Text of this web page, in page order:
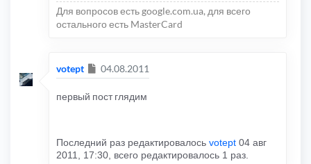
Для вопросов есть google.com.ua, для всего
остального есть MasterCard
votept Сообщение
04.08.2011
первый пост глядим
Последний раз редактировалось votept 04 авг
2011, 17:30, всего редактировалось 1 раз.